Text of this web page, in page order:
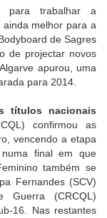
para trabalhar a
melhor para a
de Sagres
de projectar novos
apurou, uma
para 2014.
títulos nacionais
confirmou as
vencendo a etapa
final em que
também se
Fernandes (SCV)
Guerra (CRCQL)
16. Nas restantes